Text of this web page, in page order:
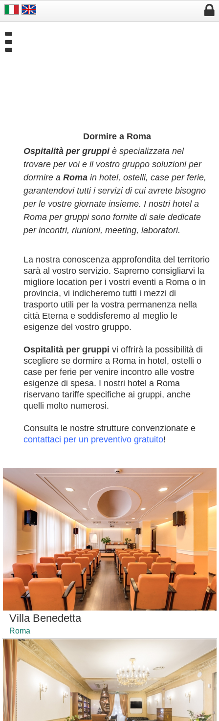


Dormire a Roma
Ospitalità per gruppiè specializzata nel
trovare per voi e il vostro gruppo soluzioni per
dormire a Romain hotel, ostelli, case per ferie,
garantendovi tutti i servizi di cui avrete bisogno
per le vostre giornate insieme. I nostri hotel a
Roma per gruppi sono fornite di sale dedicate
per incontri, riunioni, meeting, laboratori.
La nostra conoscenza approfondita del territorio
sarà al vostro servizio. Sapremo consigliarvi la
migliore location per i vostri eventi a Roma o in
provincia, vi indicheremo tutti i mezzi di
trasporto utili per la vostra permanenza nella
città Eterna e soddisferemo al meglio le
esigenze del vostro gruppo.
Ospitalità per gruppi vi offrirà la possibilità di
scegliere se dormire a Roma in hotel, ostelli o
case per ferie per venire incontro alle vostre
esigenze di spesa. I nostri hotel a Roma
riservano tariffe specifiche ai gruppi, anche
quelli molto numerosi.
Consulta le nostre strutture convenzionate e
contattaci per un preventivo gratuito!
Villa Benedetta
Roma